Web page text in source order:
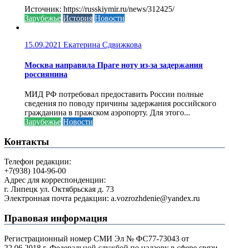
Источник: https://russkiymir.ru/news/312425/
Зарубежье История Новости
15.09.2021 Екатерина Сдвижкова
Москва направила Праге ноту из-за задержания
россиянина
МИД РФ потребовал предоставить России полные
сведения по поводу причины задержания российского
гражданина в пражском аэропорту. Для этого...
Зарубежье Новости
Контакты
Телефон редакции:
+7(938) 104-96-00
Адрес для корреспонденции:
г. Липецк ул. Октябрьская д. 73
Электронная почта редакции: a.vozrozhdenie@yandex.ru
Правовая информация
Регистрационный номер СМИ Эл № ФС77-73043 от